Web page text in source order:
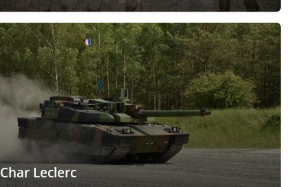
Char Leclerc